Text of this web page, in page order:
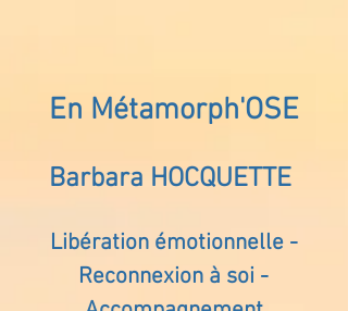
En Métamorph'OSE
Barbara HOCQUETTE
Libération émotionnelle -
Reconnexion à soi -